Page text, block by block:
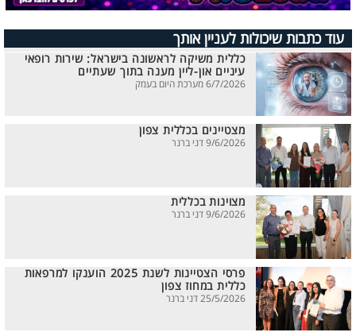
עוד כתבות שיכולות לעניין אותך
כללית משיקה לראשונה בישראל: שירות רופאי
עיניים און-ליין מענה בתוך שעתיים
6/7/2026 מערכת היום בעמק
מצטיינים בכללית צפון
9/6/2026 דני ברנר
מצוינות בכללית
9/6/2026 דני ברנר
פרסי הצטיינות לשנת 2025 הוענקו למרפאות
כללית במחוז צפון
25/5/2026 דני ברנר